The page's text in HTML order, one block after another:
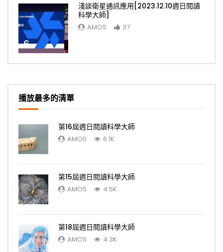
6
淺談衛星通訊應用[2023.12.10週日閱讀
科學大師]
AMOS 37
播放最多的清單
第16屆週日閱讀科學大師
AMOS 6.1K
第15屆週日閱讀科學大師
AMOS 4.5K
第18屆週日閱讀科學大師
AMOS 4.3K